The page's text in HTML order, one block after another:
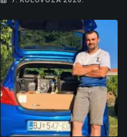
stolnom tenisu!